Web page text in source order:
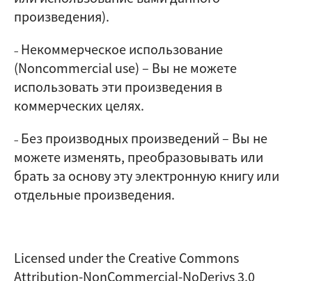
произведения).
– Некоммерческое использование
(Noncommercial use)– Вы не можете
использовать эти произведения в
коммерческих целях.
– Без производных произведений– Вы не
можете изменять, преобразовывать или
брать за основу эту электронную книгу или
отдельные произведения.
Licensed under the Creative Commons
Attribution-NonCommercial-NoDerivs 3.0